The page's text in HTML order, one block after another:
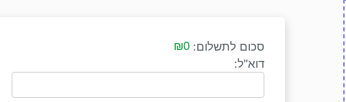
סכום לתשלום: ₪0
דוא"ל: